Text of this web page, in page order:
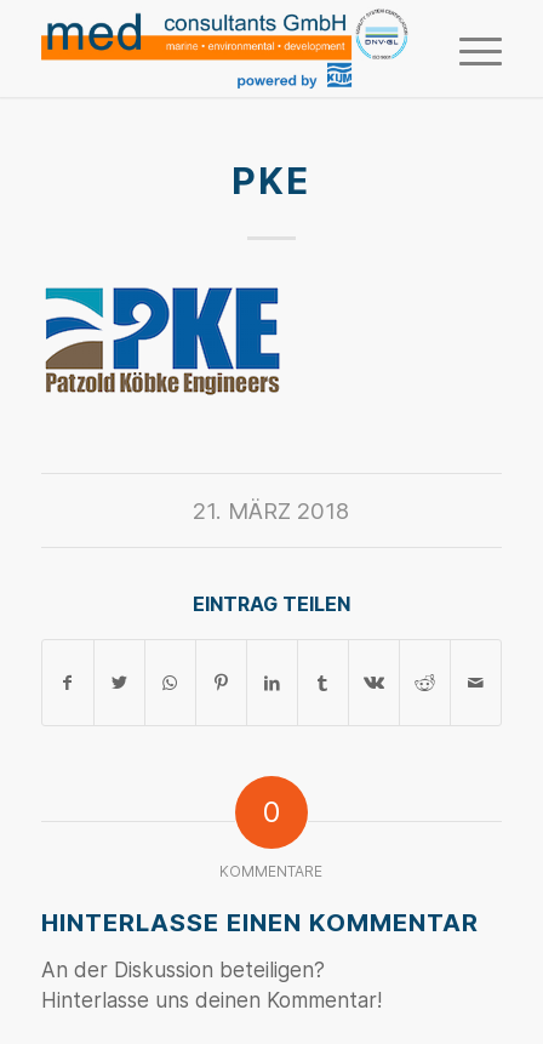
PKE
21. MÄRZ 2018
EINTRAG TEILEN
0
KOMMENTARE
HINTERLASSE EINEN KOMMENTAR
An der Diskussion beteiligen?
Hinterlasse uns deinen Kommentar!